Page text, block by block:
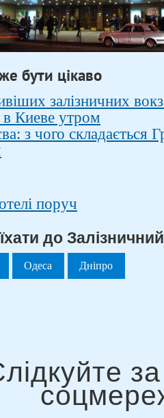
бути цікаво
залізничних
Киеве утром
з чого складається
поруч
до
Одеса Дніпро